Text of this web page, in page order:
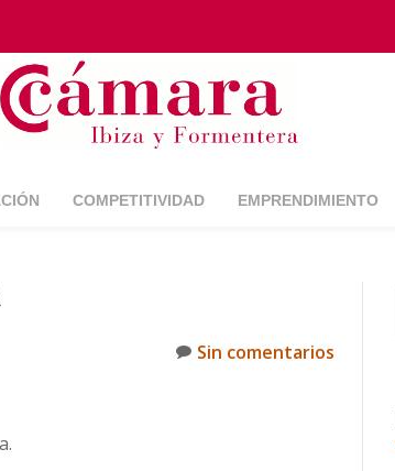
COMPETITIVIDAD EMPRENDIMIENTO
Sin comentarios